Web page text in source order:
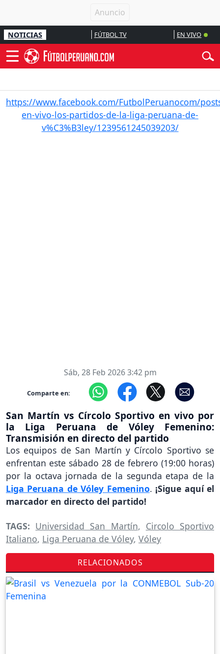
NOTICIAS FÚTBOL TV EN VIVO
https://www.facebook.com/FutbolPeruanocom/
en-vivo-los-partidos-de-la-liga-peruana-de-
v%C3%B3ley/1239561245039203/
Sáb, 28 Feb 2026 3:42 pm
Comparte en:
San Martín vs Círcolo Sportivo en vivo por
la Liga Peruana de Vóley Femenino:
Transmisión en directo del partido
Los equipos de San Martín y Círcolo Sportivo se
enfrentan este sábado 28 de febrero (19:00 horas)
por la octava jornada de la segunda etapa de la
Liga Peruana de Vóley Femenino. ¡Sigue aquí el
marcador en directo del partido!
TAGS: Universidad San Martín, Circolo Sportivo
Italiano, Liga Peruana de Vóley, Vóley
RELACIONADOS